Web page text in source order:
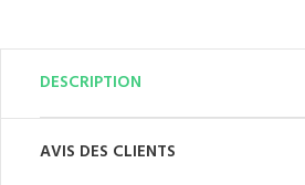
DESCRIPTION
AVIS DES CLIENTS